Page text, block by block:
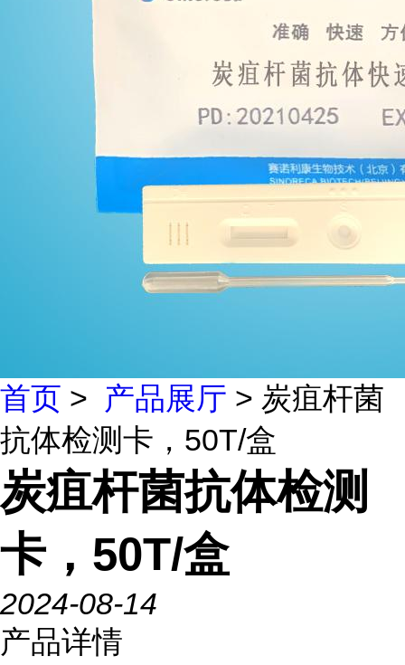
首页 > 产品展厅 > 炭疽杆菌
抗体检测卡，50T/盒
炭疽杆菌抗体检测
卡，50T/盒
2024-08-14
产品详情